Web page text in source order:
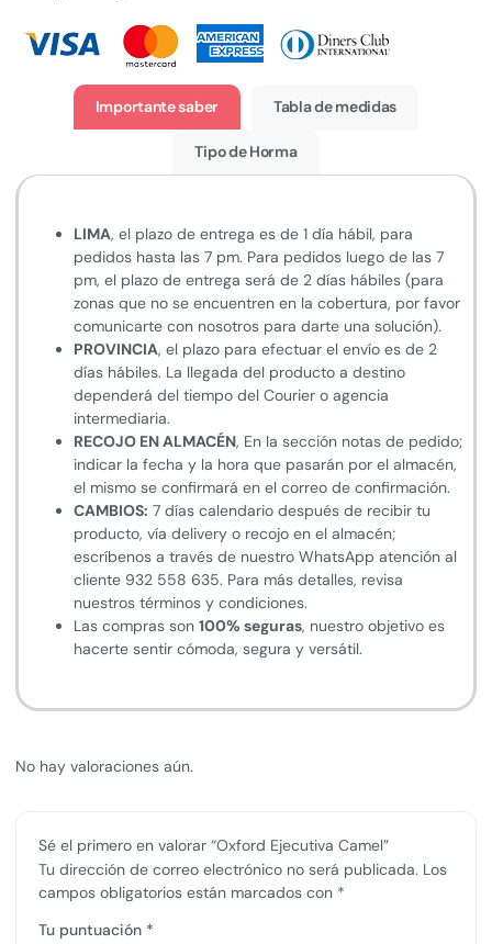
Importante saber Tabla de medidas
Tipo de Horma
LIMA, el plazo de entrega es de 1 día hábil, para
pedidos hasta las 7 pm. Para pedidos luego de las 7
pm, el plazo de entrega será de 2 días hábiles (para
zonas que no se encuentren en la cobertura, por favor
comunicarte con nosotros para darte una solución).
PROVINCIA, el plazo para efectuar el envío es de 2
días hábiles. La llegada del producto a destino
dependerá del tiempo del Courier o agencia
intermediaria.
RECOJO EN ALMACÉN, En la sección notas de pedido;
indicar la fecha y la hora que pasarán por el almacén,
el mismo se confirmará en el correo de confirmación.
CAMBIOS: 7 días calendario después de recibir tu
producto, vía delivery o recojo en el almacén;
escríbenos a través de nuestro WhatsApp atención al
cliente 932 558 635. Para más detalles, revisa
nuestros términos y condiciones.
Las compras son 100% seguras, nuestro objetivo es
hacerte sentir cómoda, segura y versátil.
No hay valoraciones aún.
Sé el primero en valorar “Oxford Ejecutiva Camel”
Tu dirección de correo electrónico no será publicada. Los
campos obligatorios están marcados con *
Tu puntuación *